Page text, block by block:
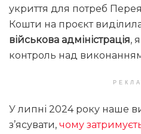
укриття для потреб
Кошти на проєкт
військова адміністрація,
контроль над виконанням
У липні 2024 року наше
з’ясувати, чому